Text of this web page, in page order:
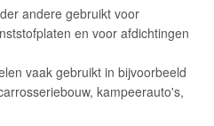
andere gebruikt voor
en voor afdichtingen
vaak gebruikt in bijvoorbeeld
kampeerauto's,